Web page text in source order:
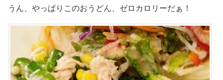
うん、やっぱりこのおうどん、ゼロカロリーだぁ！